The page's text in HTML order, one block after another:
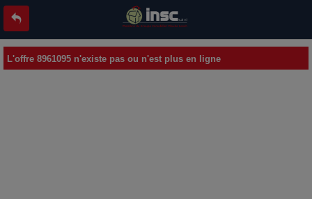
L'offre 8961095 n'existe pas ou n'est plus en ligne